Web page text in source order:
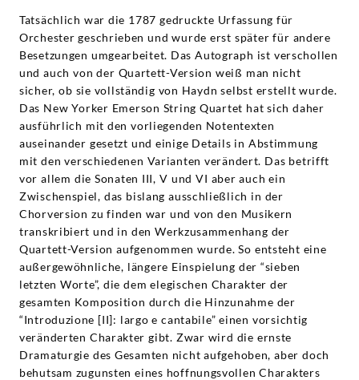
Tatsächlich war die 1787 gedruckte Urfassung für
Orchester geschrieben und wurde erst später für andere
Besetzungen umgearbeitet. Das Autograph ist verschollen
und auch von der Quartett-Version weiß man nicht
sicher, ob sie vollständig von Haydn selbst erstellt wurde.
Das New Yorker Emerson String Quartet hat sich daher
ausführlich mit den vorliegenden Notentexten
auseinander gesetzt und einige Details in Abstimmung
mit den verschiedenen Varianten verändert. Das betrifft
vor allem die Sonaten III, V und VI aber auch ein
Zwischenspiel, das bislang ausschließlich in der
Chorversion zu finden war und von den Musikern
transkribiert und in den Werkzusammenhang der
Quartett-Version aufgenommen wurde. So entsteht eine
außergewöhnliche, längere Einspielung der “sieben
letzten Worte”, die dem elegischen Charakter der
gesamten Komposition durch die Hinzunahme der
“Introduzione [II]: largo e cantabile” einen vorsichtig
veränderten Charakter gibt. Zwar wird die ernste
Dramaturgie des Gesamten nicht aufgehoben, aber doch
behutsam zugunsten eines hoffnungsvollen Charakters